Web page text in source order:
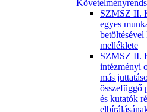
SZMSZ II.
egyes
betöltésével
melléklete
SZMSZ II.
intézményi
más
összefüggő
és kutatók